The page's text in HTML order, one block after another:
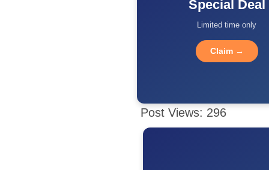
Special Deal
Limited time only
Claim →
Post Views: 296